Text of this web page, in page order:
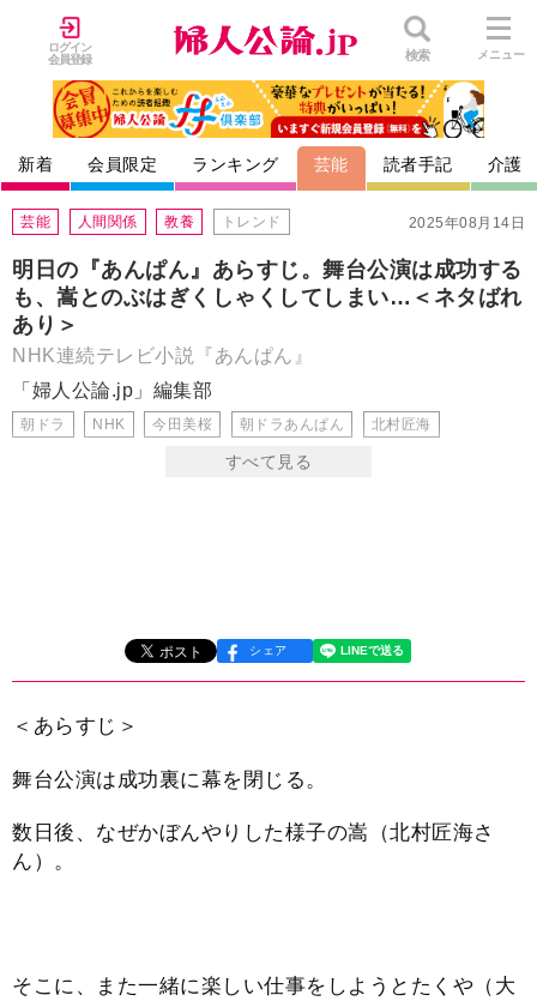
ログイン
会員登録
検索 メニュー
新着 会員限定 ランキング 芸能 読者手記 介護
2025年08月14日
芸能 人間関係 教養 トレンド
明日の『あんぱん』あらすじ。舞台公演は成功する
も、嵩とのぶはぎくしゃくしてしまい…＜ネタばれ
あり＞
NHK連続テレビ小説『あんぱん』
「婦人公論.jp」編集部
朝ドラ NHK 今田美桜 朝ドラあんぱん 北村匠海
シェア
＜あらすじ＞
舞台公演は成功裏に幕を閉じる。
数日後、なぜかぼんやりした様子の嵩（北村匠海さ
ん）。
そこに、また一緒に楽しい仕事をしようとたくや（大